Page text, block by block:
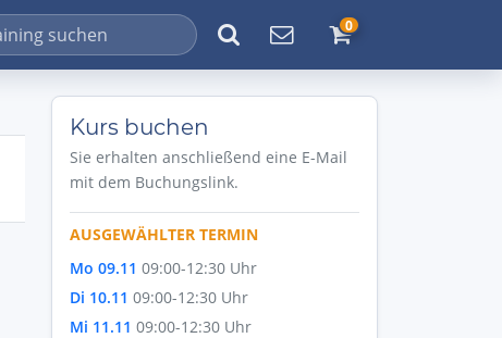
0
Kurs buchen
Sie erhalten anschließend eine E-Mail
mit dem Buchungslink.
AUSGEWÄHLTER TERMIN
Mo 09.11 09:00-12:30 Uhr
Di 10.11 09:00-12:30 Uhr
Mi 11.11 09:00-12:30 Uhr